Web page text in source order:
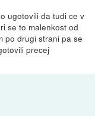
ugotovili da tudi ce v
se to malenkost od
po drugi strani pa se
precej